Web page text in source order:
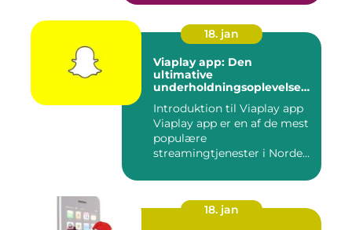
18. jan
Viaplay app: Den
ultimative
underholdningsoplevelse
Introduktion til Viaplay app
Viaplay app er en af de mest
populære
streamingtjenester i Norden
18. jan